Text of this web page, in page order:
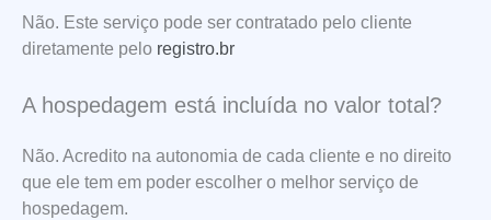
Não. Este serviço pode ser contratado pelo cliente
diretamente pelo registro.br
A hospedagem está incluída no valor total?
Não. Acredito na autonomia de cada cliente e no direito
que ele tem em poder escolher o melhor serviço de
hospedagem.